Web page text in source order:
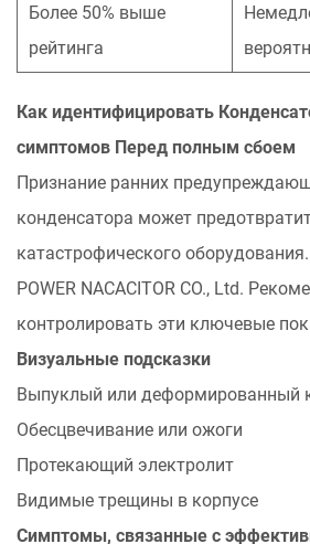
Диэлектрический
анализ
распада
4.2
Стратегии
обслуживания
5
Промышленное
сорта
Варианты
конденсатора
Для
критических
систем
5.1
Более 50% выше
рейтинга
Как идентифицировать
симптомов Перед полным сбоем
Признание ранних
конденсатора может
катастрофического оборудования.
POWER NACACITOR CO., Ltd.
контролировать эти ключевые
Визуальные подсказки
Выпуклый или деформированный
Обесцвечивание или ожоги
Протекающий электролит
Видимые трещины в корпусе
Симптомы, связанные с